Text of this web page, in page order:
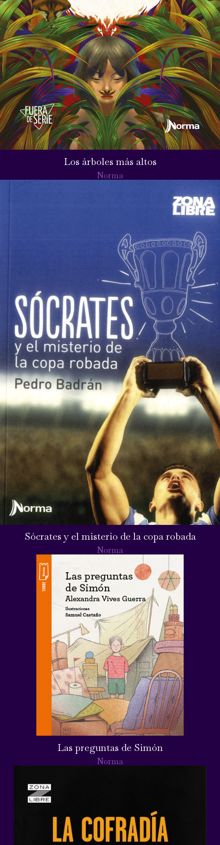
Los árboles más altos
Norma
Sócrates y el misterio de la copa robada
Norma
Las preguntas de Simón
Norma